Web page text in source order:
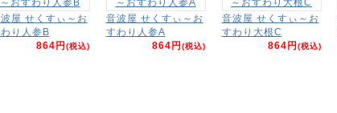
屋 せくすぃ～お
り人参B
864円(税込)
音波屋 せくすぃ～お
すわり人参A
864円(税込)
音波屋 せくすぃ～お
すわり大根C
864円(税込)